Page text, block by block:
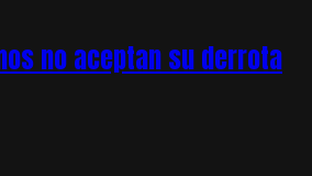
no aceptan su derrota